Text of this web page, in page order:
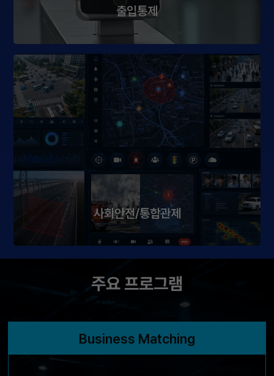
출입통제
사회안전/통합관제
주요 프로그램
Business Matching